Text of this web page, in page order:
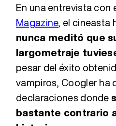
En una entrevista con
Magazine, el cineasta
nunca meditó que
largometraje
pesar del éxito
vampiros, Coogler ha
declaraciones donde
bastante contrario